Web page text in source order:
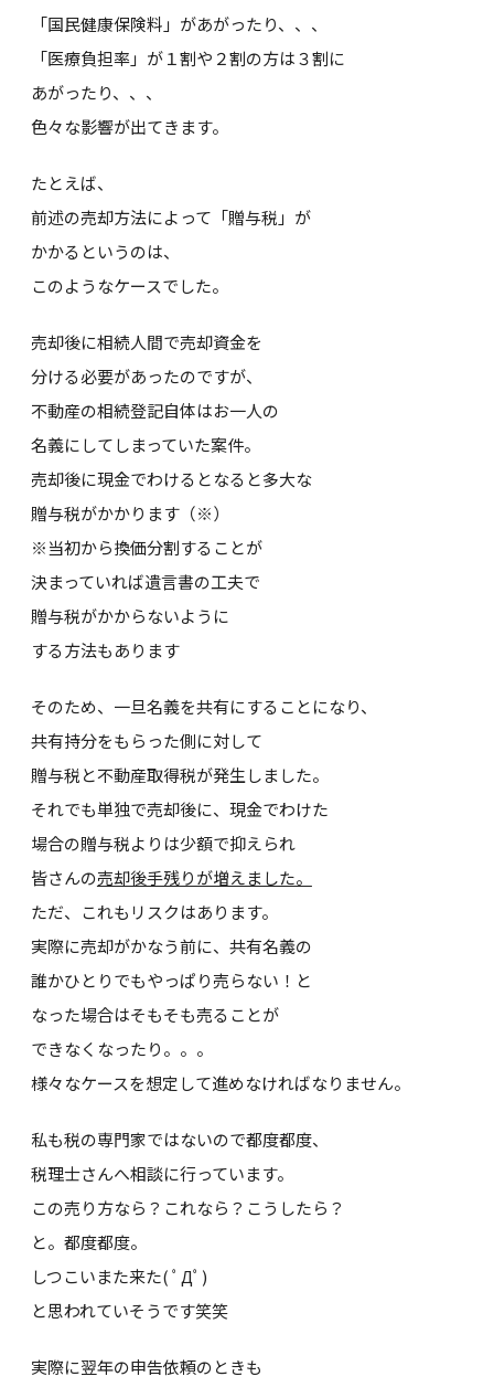
「国民健康保険料」があがったり、、、
「医療負担率」が１割や２割の方は３割に
あがったり、、、
色々な影響が出てきます。
たとえば、
前述の売却方法によって「贈与税」が
かかるというのは、
このようなケースでした。
売却後に相続人間で売却資金を
分ける必要があったのですが、
不動産の相続登記自体はお一人の
名義にしてしまっていた案件。
売却後に現金でわけるとなると多大な
贈与税がかかります（※）
※当初から換価分割することが
決まっていれば遺言書の工夫で
贈与税がかからないように
する方法もあります
そのため、一旦名義を共有にすることになり、
共有持分をもらった側に対して
贈与税と不動産取得税が発生しました。
それでも単独で売却後に、現金でわけた
場合の贈与税よりは少額で抑えられ
皆さんの売却後手残りが増えました。
ただ、これもリスクはあります。
実際に売却がかなう前に、共有名義の
誰かひとりでもやっぱり売らない！と
なった場合はそもそも売ることが
できなくなったり。。。
様々なケースを想定して進めなければなりません。
私も税の専門家ではないので都度都度、
税理士さんへ相談に行っています。
この売り方なら？これなら？こうしたら？
と。都度都度。
しつこいまた来た( ﾟДﾟ)
と思われていそうです笑笑
実際に翌年の申告依頼のときも